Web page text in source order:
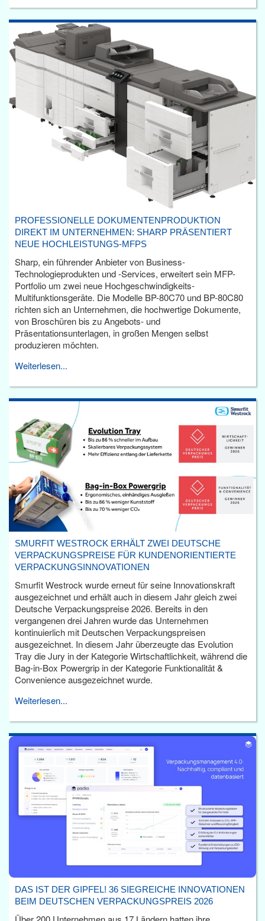
PROFESSIONELLE DOKUMENTENPRODUKTION
DIREKT IM UNTERNEHMEN: SHARP PRÄSENTIERT
NEUE HOCHLEISTUNGS-MFPS
Sharp, ein führender Anbieter von Business-
Technologieprodukten und -Services, erweitert sein MFP-
Portfolio um zwei neue Hochgeschwindigkeits-
Multifunktionsgeräte. Die Modelle BP-80C70 und BP-80C80
richten sich an Unternehmen, die hochwertige Dokumente,
von Broschüren bis zu Angebots- und
Präsentationsunterlagen, in großen Mengen selbst
produzieren möchten.
Weiterlesen...
SMURFIT WESTROCK ERHÄLT ZWEI DEUTSCHE
VERPACKUNGSPREISE FÜR KUNDENORIENTIERTE
VERPACKUNGSINNOVATIONEN
Smurfit Westrock wurde erneut für seine Innovationskraft
ausgezeichnet und erhält auch in diesem Jahr gleich zwei
Deutsche Verpackungspreise 2026. Bereits in den
vergangenen drei Jahren wurde das Unternehmen
kontinuierlich mit Deutschen Verpackungspreisen
ausgezeichnet. In diesem Jahr überzeugte das Evolution
Tray die Jury in der Kategorie Wirtschaftlichkeit, während die
Bag-in-Box Powergrip in der Kategorie Funktionalität &
Convenience ausgezeichnet wurde.
Weiterlesen...
DAS IST DER GIPFEL! 36 SIEGREICHE INNOVATIONEN
BEIM DEUTSCHEN VERPACKUNGSPREIS 2026